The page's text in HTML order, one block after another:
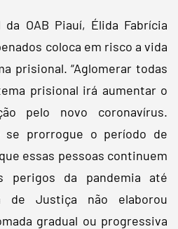
da OAB Piauí, Élida Fabrícia
coloca em risco a vida
prisional. “Aglomerar todas
prisional irá aumentar o
pelo novo coronavírus.
prorrogue o período de
essas pessoas continuem
perigos da pandemia até
de Justiça não elaborou
gradual ou progressiva